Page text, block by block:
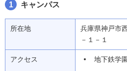
1 キャンパス
所在地
兵庫県神戸市
－１－１
アクセス 地下鉄学